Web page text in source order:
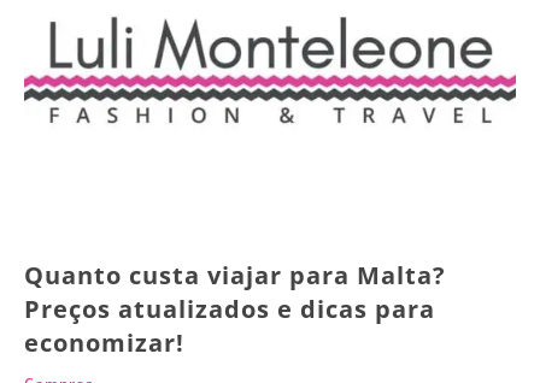
Quanto custa viajar para Malta?
Preços atualizados e dicas para
economizar!